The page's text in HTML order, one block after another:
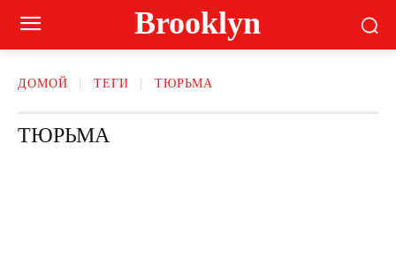
Brooklyn
ДОМОЙ ТЕГИ ТЮРЬМА
ТЮРЬМА